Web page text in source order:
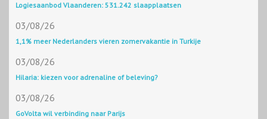
Logiesaanbod Vlaanderen: 531.242 slaapplaatsen
03/08/26
1,1% meer Nederlanders vieren zomervakantie in Turkije
03/08/26
Hilaria: kiezen voor adrenaline of beleving?
03/08/26
GoVolta wil verbinding naar Parijs